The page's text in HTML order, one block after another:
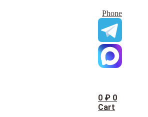
Phone
0 ₽ 0
Cart